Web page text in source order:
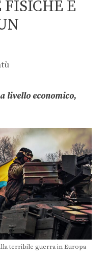
FISICHE E
livello economico,
terribile guerra in Europa